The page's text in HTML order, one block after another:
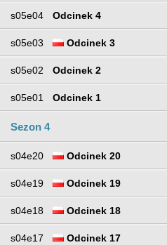
s05e04 Odcinek 4
s05e03 Odcinek 3
s05e02 Odcinek 2
s05e01 Odcinek 1
Sezon 4
s04e20 Odcinek 20
s04e19 Odcinek 19
s04e18 Odcinek 18
s04e17 Odcinek 17